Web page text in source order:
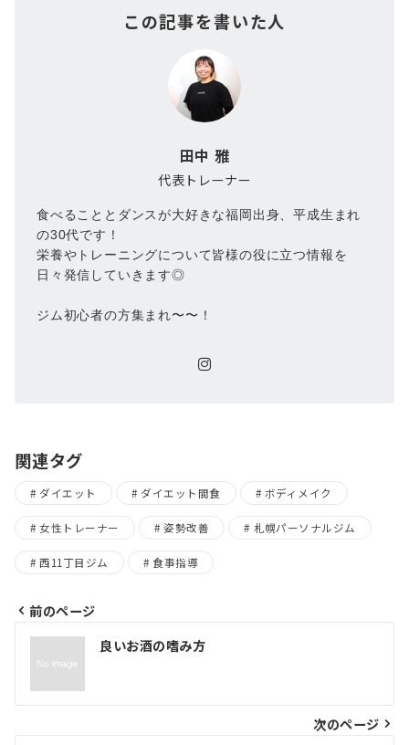
この記事を書いた人
田中 雅
代表トレーナー
食べることとダンスが大好きな福岡出身、平成生まれ
の30代です！
栄養やトレーニングについて皆様の役に立つ情報を
日々発信していきます◎
ジム初心者の方集まれ〜〜！
関連タグ
ダイエット ダイエット間食 ボディメイク
女性トレーナー 姿勢改善 札幌パーソナルジム
西11丁目ジム 食事指導
投
ナ
ビ
前のページ
良いお酒の嗜み方
次のページ